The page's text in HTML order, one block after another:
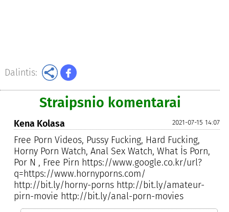
Dalintis:
Straipsnio komentarai
2021-07-15 14:07
Kena Kolasa
Free Porn Videos, Pussy Fucking, Hard Fucking,
Horny Porn Watch, Anal Sex Watch, What İs Porn,
Por N , Free Pirn https://www.google.co.kr/url?
q=https://www.hornyporns.com/
http://bit.ly/horny-porns http://bit.ly/amateur-
pirn-movie http://bit.ly/anal-porn-movies